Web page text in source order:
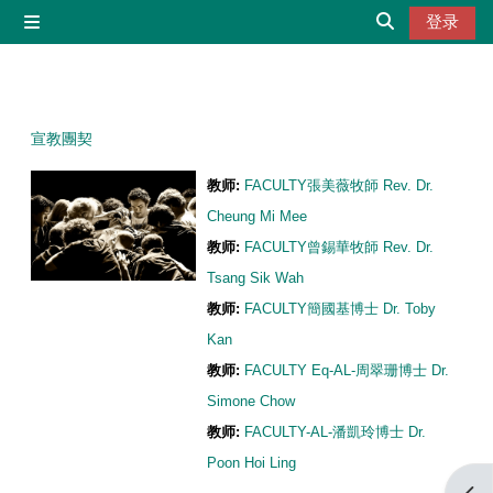
登录
宣教團契
教师: FACULTY張美薇牧師 Rev. Dr.
Cheung Mi Mee
教师: FACULTY曾錫華牧師 Rev. Dr.
Tsang Sik Wah
教师: FACULTY簡國基博士 Dr. Toby
Kan
教师: FACULTY Eq-AL-周翠珊博士 Dr.
Simone Chow
教师: FACULTY-AL-潘凱玲博士 Dr.
Poon Hoi Ling